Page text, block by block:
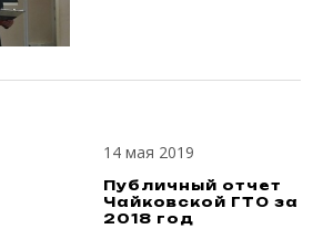
14 мая 2019
Публичный отчет
Чайковской ГТО за
2018 год